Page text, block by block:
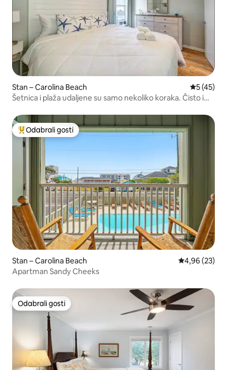
Stan – Carolina Beach Prosječna
5 (45)
Šetnica i plaža udaljene su samo nekoliko koraka. Čisto i
Među najviše rangiranima s oznakom „Odabrali gosti”
Odabrali gosti
Stan – Carolina Beach Prosječna
4,96 (23)
Apartman Sandy Cheeks
Odabrali gosti
Odabrali gosti